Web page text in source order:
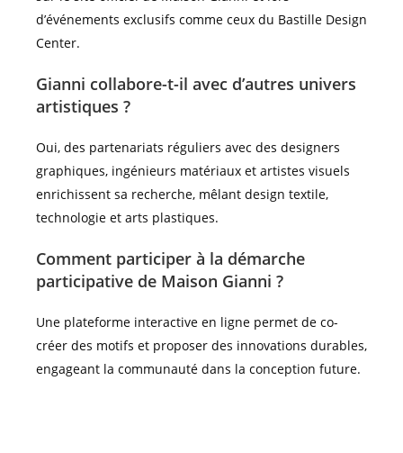
d’événements exclusifs comme ceux du Bastille Design
Center.
Gianni collabore-t-il avec d’autres univers
artistiques ?
Oui, des partenariats réguliers avec des designers
graphiques, ingénieurs matériaux et artistes visuels
enrichissent sa recherche, mêlant design textile,
technologie et arts plastiques.
Comment participer à la démarche
participative de Maison Gianni ?
Une plateforme interactive en ligne permet de co-
créer des motifs et proposer des innovations durables,
engageant la communauté dans la conception future.